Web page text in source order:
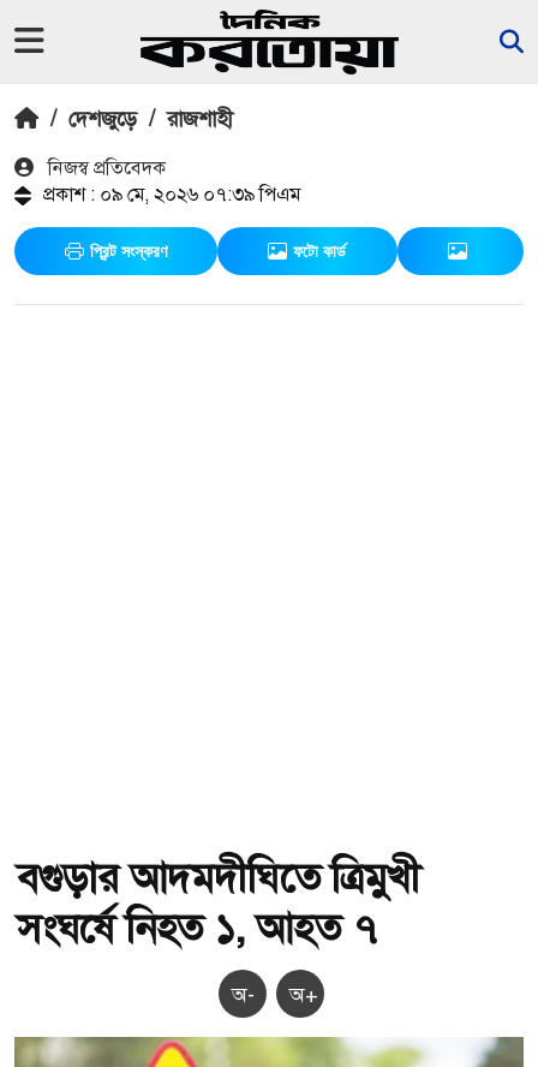
/ দেশজুড়ে / রাজশাহী
নিজস্ব প্রতিবেদক
প্রকাশ : ০৯ মে, ২০২৬ ০৭:৩৯ পিএম
প্রিন্ট সংস্করণ ফটো কার্ড
বগুড়ার আদমদীঘিতে ত্রিমুখী
সংঘর্ষে নিহত ১, আহত ৭
অ- অ+